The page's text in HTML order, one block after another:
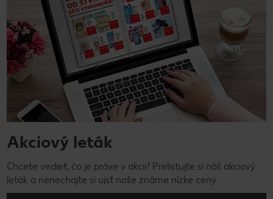
Akciový leták
Chcete vedieť, čo je práve v akcii? Prelistujte si náš akciový
leták a nenechajte si ujsť naše známe nízke ceny.